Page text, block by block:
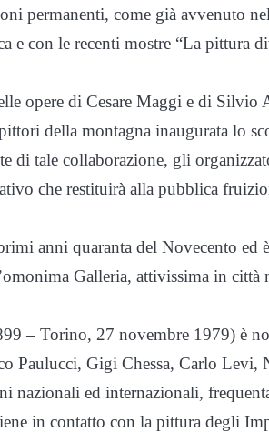
permanenti, come già avvenuto
e con le recenti mostre “La pittura
opere di Cesare Maggi e di Silvio
della montagna inaugurata lo
di tale collaborazione, gli
che restituirà alla pubblica
anni quaranta del Novecento ed
Galleria, attivissima in città
– Torino, 27 novembre 1979) è
Paulucci, Gigi Chessa, Carlo Levi,
nazionali ed internazionali,
in contatto con la pittura degli